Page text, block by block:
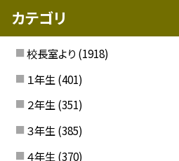
カテゴリ
校長室より (1918)
１年生 (401)
２年生 (351)
３年生 (385)
４年生 (370)